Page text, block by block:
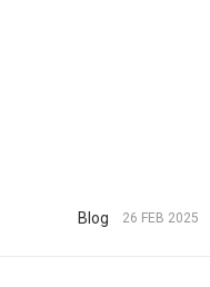
Blog 26 FEB 2025